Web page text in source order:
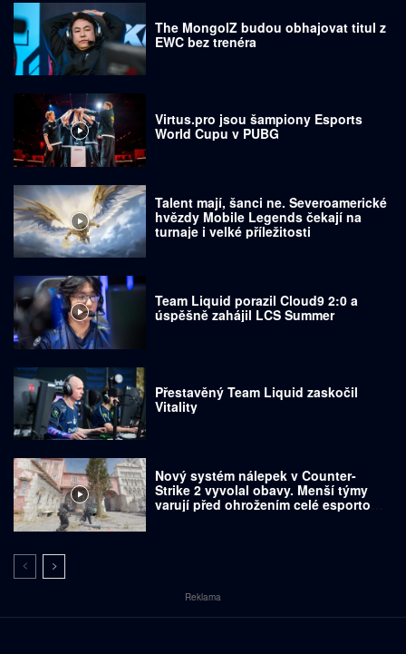
The MongolZ budou obhajovat titul z
EWC bez trenéra
Virtus.pro jsou šampiony Esports
World Cupu v PUBG
Talent mají, šanci ne. Severoamerické
hvězdy Mobile Legends čekají na
turnaje i velké příležitosti
Team Liquid porazil Cloud9 2:0 a
úspěšně zahájil LCS Summer
Přestavěný Team Liquid zaskočil
Vitality
Nový systém nálepek v Counter-
Strike 2 vyvolal obavy. Menší týmy
varují před ohrožením celé esportové
Reklama